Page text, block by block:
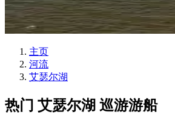
主页
河流
艾瑟尔湖
热门 艾瑟尔湖 巡游游船